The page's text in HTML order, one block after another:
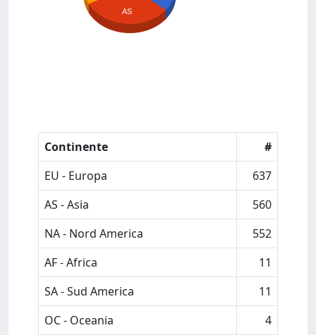
AS
Continente
#
EU - Europa
637
AS - Asia
560
NA - Nord America
552
AF - Africa
11
SA - Sud America
11
OC - Oceania
4